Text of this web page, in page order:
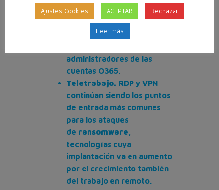
segundo trimestre.
Asegurar la autenticación
multifactor es fundamental,
administradores de las
cuentas O365.
Teletrabajo. RDP y VPN
continúan siendo los puntos
de entrada más comunes
para los ataques
de ransomware
tecnologías cuya
implantación va en aumento
por el crecimiento también
del trabajo en remoto.
Ajustes Cookies ACEPTAR Rechazar
Leer más